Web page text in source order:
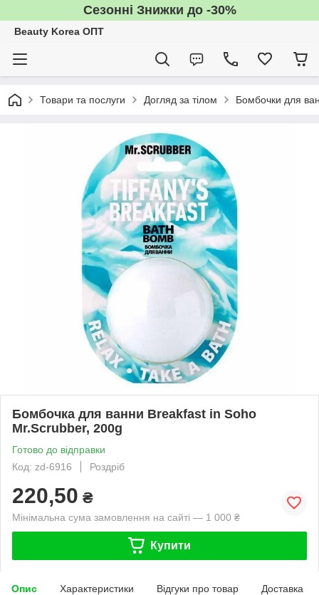
Сезонні Знижки до -30%
Beauty Korea ОПТ
Товари та послуги Догляд за тілом Бомбочки для
Бомбочка для ванни Breakfast in Soho
Mr.Scrubber, 200g
Готово до відправки
Код: zd-6916
Роздріб
220,50 ₴
Мінімальна сума замовлення на сайті — 1 000 ₴
Купити
Опис Характеристики Відгуки про товар Доставка